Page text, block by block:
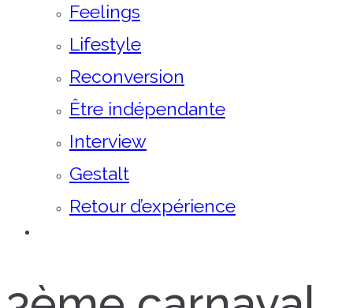
Feelings
Lifestyle
Reconversion
Être indépendante
Interview
Gestalt
Retour d’expérience